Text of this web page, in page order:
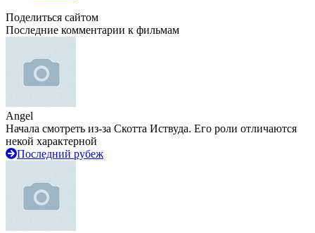
Поделиться сайтом
Последние комментарии к фильмам
Angel
Начала смотреть из-за Скотта Иствуда. Его роли отличаются
некой характерной
Последний рубеж